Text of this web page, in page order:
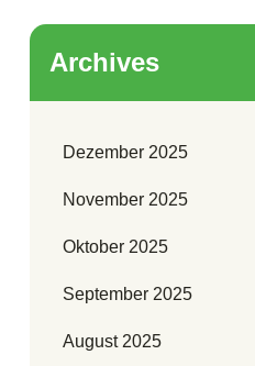
Archives
Dezember 2025
November 2025
Oktober 2025
September 2025
August 2025